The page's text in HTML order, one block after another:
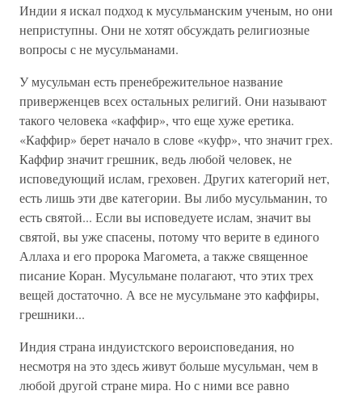
Индии я искал подход к мусульманским ученым, но они
неприступны. Они не хотят обсуждать религиозные
вопросы с не мусульманами.
У мусульман есть пренебрежительное название
приверженцев всех остальных религий. Они называют
такого человека «каффир», что еще хуже еретика.
«Каффир» берет начало в слове «куфр», что значит грех.
Каффир значит грешник, ведь любой человек, не
исповедующий ислам, греховен. Других категорий нет,
есть лишь эти две категории. Вы либо мусульманин, то
есть святой... Если вы исповедуете ислам, значит вы
святой, вы уже спасены, потому что верите в единого
Аллаха и его пророка Магомета, а также священное
писание Коран. Мусульмане полагают, что этих трех
вещей достаточно. А все не мусульмане это каффиры,
грешники...
Индия страна индуистского вероисповедания, но
несмотря на это здесь живут больше мусульман, чем в
любой другой стране мира. Но с ними все равно